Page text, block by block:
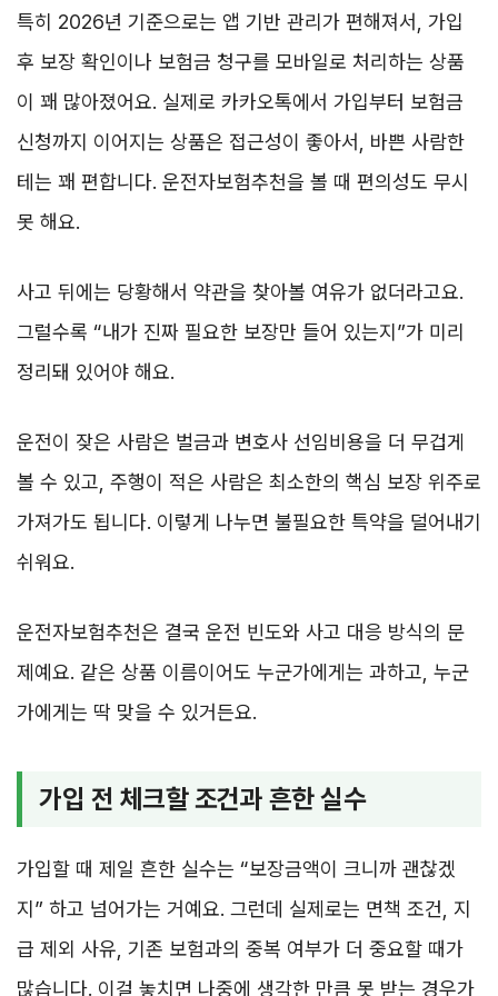
특히 2026년 기준으로는 앱 기반 관리가 편해져서, 가입
후 보장 확인이나 보험금 청구를 모바일로 처리하는 상품
이 꽤 많아졌어요. 실제로 카카오톡에서 가입부터 보험금
신청까지 이어지는 상품은 접근성이 좋아서, 바쁜 사람한
테는 꽤 편합니다. 운전자보험추천을 볼 때 편의성도 무시
못 해요.
사고 뒤에는 당황해서 약관을 찾아볼 여유가 없더라고요.
그럴수록 “내가 진짜 필요한 보장만 들어 있는지”가 미리
정리돼 있어야 해요.
운전이 잦은 사람은 벌금과 변호사 선임비용을 더 무겁게
볼 수 있고, 주행이 적은 사람은 최소한의 핵심 보장 위주로
가져가도 됩니다. 이렇게 나누면 불필요한 특약을 덜어내기
쉬워요.
운전자보험추천은 결국 운전 빈도와 사고 대응 방식의 문
제예요. 같은 상품 이름이어도 누군가에게는 과하고, 누군
가에게는 딱 맞을 수 있거든요.
가입 전 체크할 조건과 흔한 실수
가입할 때 제일 흔한 실수는 “보장금액이 크니까 괜찮겠
지” 하고 넘어가는 거예요. 그런데 실제로는 면책 조건, 지
급 제외 사유, 기존 보험과의 중복 여부가 더 중요할 때가
많습니다. 이걸 놓치면 나중에 생각한 만큼 못 받는 경우가